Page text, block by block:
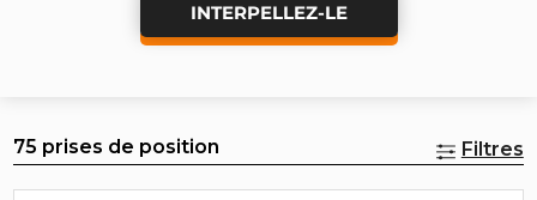
INTERPELLEZ-LE
75 prises de position Filtres